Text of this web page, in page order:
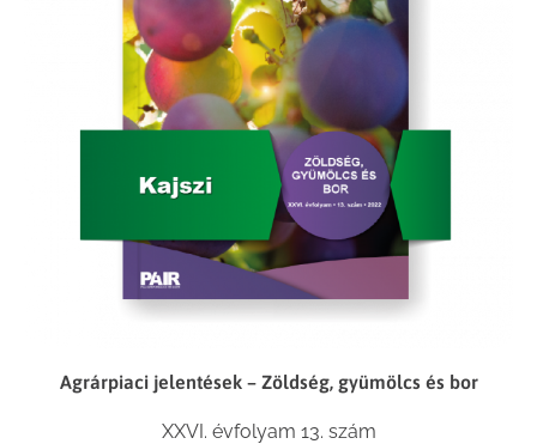
Agrárpiaci jelentések – Zöldség, gyümölcs és bor
XXVI. évfolyam 13. szám